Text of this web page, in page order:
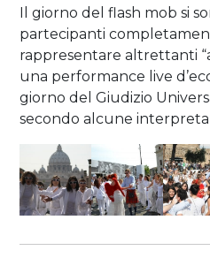
Il giorno del flash mob si
partecipanti
rappresentare altrettanti
una performance live
giorno del Giudizio
secondo alcune